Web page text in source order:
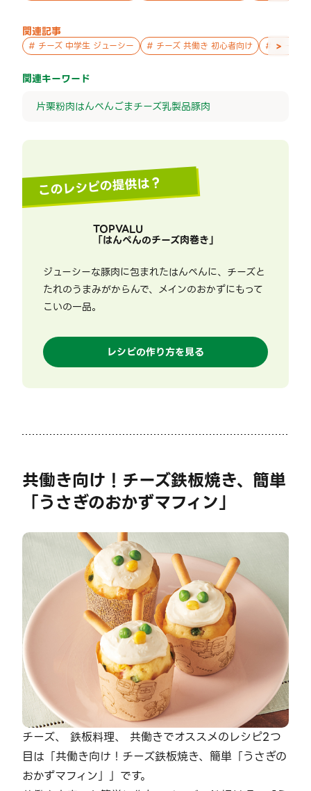
関連記事
# チーズ 中学生 ジューシー # チーズ 共働き 初心者向け # チーズ
>
関連キーワード
片栗粉肉はんぺんごまチーズ乳製品豚肉
このレシピの提供は？
TOPVALU
「はんぺんのチーズ肉巻き」
ジューシーな豚肉に包まれたはんぺんに、チーズと
たれのうまみがからんで、メインのおかずにもって
こいの一品。
レシピの作り方を見る
共働き向け！チーズ鉄板焼き、簡単
「うさぎのおかずマフィン」
チーズ、 鉄板料理、 共働きでオススメのレシピ2つ
目は「共働き向け！チーズ鉄板焼き、簡単「うさぎの
おかずマフィン」」です。